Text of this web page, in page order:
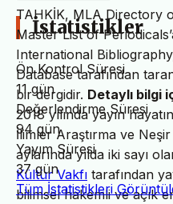
TAHKİK, MLA Directory
Master List of
International
Database tarafından
bir dergidir. Detaylı bilgi
2018 yılında yayın
İlimler Araştırma ve
aylarında yılda iki sayı
Kültür Vakfı tarafından
bilimsel hakemli ve açık
İstatistikler
Ön Kontrol Süresi
11 gün
Değerlendirme Süresi
94 gün
Yayım Süresi
37 gün
Tüm İstatistikleri